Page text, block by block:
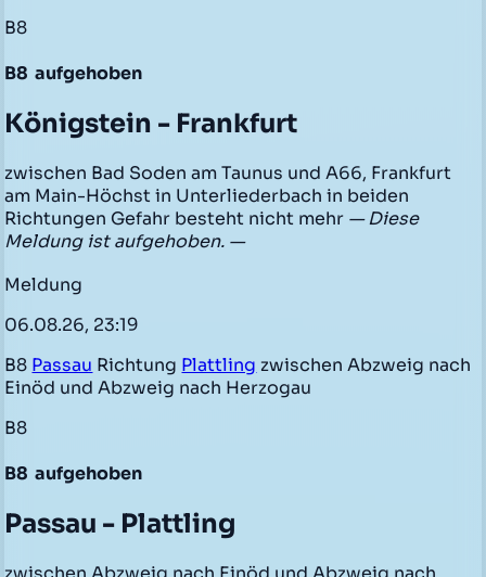
B8
B8 aufgehoben
Königstein - Frankfurt
zwischen Bad Soden am Taunus und A66, Frankfurt
am Main-Höchst in Unterliederbach in beiden
Richtungen Gefahr besteht nicht mehr — Diese
Meldung ist aufgehoben. —
Meldung
06.08.26, 23:19
B8 Passau Richtung Plattling zwischen Abzweig nach
Einöd und Abzweig nach Herzogau
B8
B8 aufgehoben
Passau - Plattling